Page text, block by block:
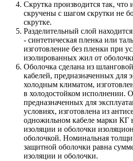
Скрутка производится так,
скручены с шагом скрутки не
скрутке.
Разделительный слой
- синтетическая пленка или
изготовление без пленки при
изолированных жил от
Оболочка сделана из
кабелей, предназначенных для
холодным климатом,
в холодостойком исполнении.
предназначенных для
условиях, изготовлена из
одножильном кабеле марки КГ
изоляции и оболочки
оболочкой. Номинальная
защитной оболочки равна
изоляции и оболочки.